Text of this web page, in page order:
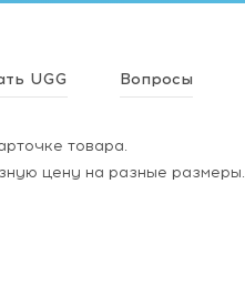
UGG Вопросы
товара.
цену на разные размеры.